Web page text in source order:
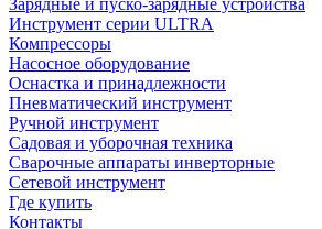
Зарядные и пуско-зарядные устройства
Инструмент серии ULTRA
Компрессоры
Насосное оборудование
Оснастка и принадлежности
Пневматический инструмент
Ручной инструмент
Садовая и уборочная техника
Сварочные аппараты инверторные
Сетевой инструмент
Где купить
Контакты